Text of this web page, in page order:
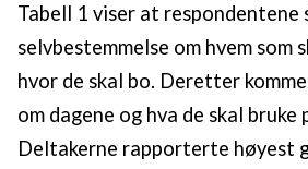
Tabell 1 viser at respondentene
selvbestemmelse om hvem som
hvor de skal bo. Deretter
om dagene og hva de skal bruke
Deltakerne rapporterte høyest